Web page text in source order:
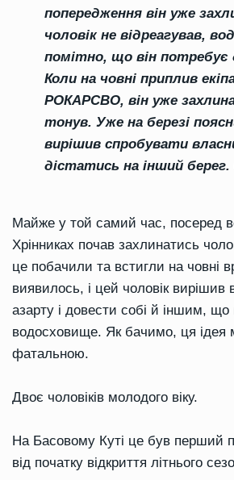
попередження він уже
чоловік не відреагував,
помітно, що він потребує
Коли на човні приплив
РОКАРСВО, він уже
тонув. Уже на березі
вирішив спробувати
дістатись на інший берег.
Майже у той самий час, посеред
Хрінниках почав захлинатись
це побачили та встигли на човні
виявилось, і цей чоловік вирішив
азарту і довести собі й іншим,
водосховище. Як бачимо, ця ідея
фатальною.
Двоє чоловіків молодого віку.
На Басовому Куті це був перший
від початку відкриття літнього